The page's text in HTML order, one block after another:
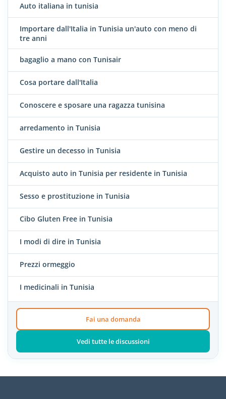
Auto italiana in tunisia
Importare dall'Italia in Tunisia un'auto con meno di
tre anni
bagaglio a mano con Tunisair
Cosa portare dall'Italia
Conoscere e sposare una ragazza tunisina
arredamento in Tunisia
Gestire un decesso in Tunisia
Acquisto auto in Tunisia per residente in Tunisia
Sesso e prostituzione in Tunisia
Cibo Gluten Free in Tunisia
I modi di dire in Tunisia
Prezzi ormeggio
I medicinali in Tunisia
Fai una domanda
Vedi tutte le discussioni